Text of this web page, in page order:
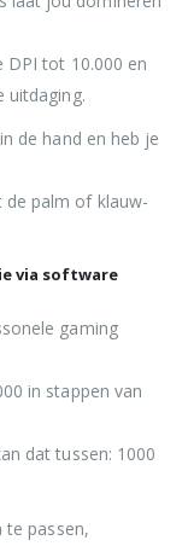
DPI tot 10.000 en
uitdaging.
de hand en heb je
palm of klauw-
via software
gaming
in stappen van
dat tussen: 1000
te passen,